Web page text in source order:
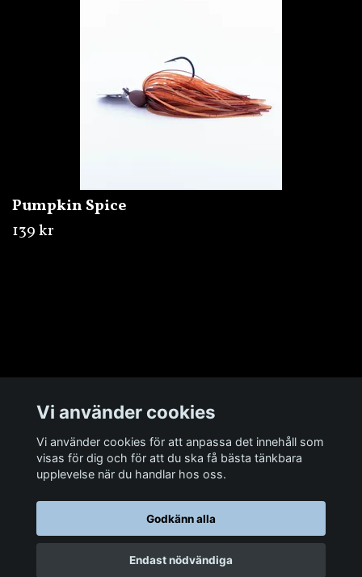
Pumpkin Spice
139 kr
Sociala medier
© 2026 Man Cave Baits
Vi använder cookies
Vi använder cookies för att anpassa det innehåll som
visas för dig och för att du ska få bästa tänkbara
upplevelse när du handlar hos oss.
Godkänn alla
Endast nödvändiga